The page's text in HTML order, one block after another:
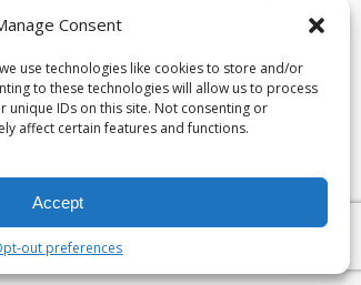
Consent
use technologies like cookies to store and/or
to these technologies will allow us to process
unique IDs on this site. Not consenting or
affect certain features and functions.
Accept
out preferences